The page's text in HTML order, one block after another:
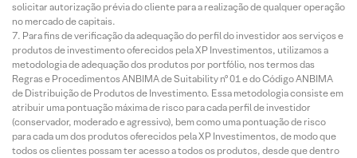
solicitar autorização prévia do cliente para a realização de qualquer operação
no mercado de capitais.
Para fins de verificação da adequação do perfil do investidor aos serviços e
produtos de investimento oferecidos pela XP Investimentos, utilizamos a
metodologia de adequação dos produtos por portfólio, nos termos das
Regras e Procedimentos ANBIMA de Suitability nº 01 e do Código ANBIMA
de Distribuição de Produtos de Investimento. Essa metodologia consiste em
atribuir uma pontuação máxima de risco para cada perfil de investidor
(conservador, moderado e agressivo), bem como uma pontuação de risco
para cada um dos produtos oferecidos pela XP Investimentos, de modo que
todos os clientes possam ter acesso a todos os produtos, desde que dentro